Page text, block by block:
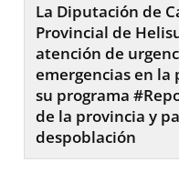
La Diputación de
Provincial de
atención de
emergencias en la
su programa
de la provincia y
despoblación